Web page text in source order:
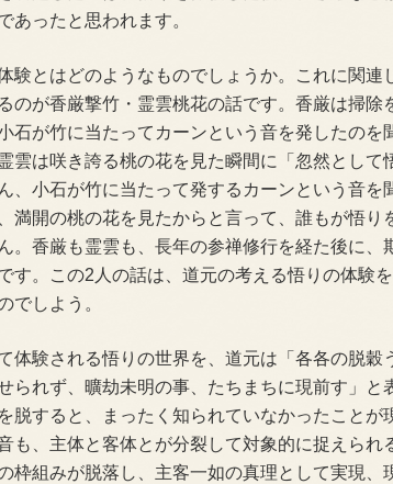
あったと思われます。
験とはどのようなものでしょうか。これに関連
のが香厳撃竹・霊雲桃花の話です。香厳は掃除
石が竹に当たってカーンという音を発したのを
雲は咲き誇る桃の花を見た瞬間に「忽然として
、小石が竹に当たって発するカーンという音を
満開の桃の花を見たからと言って、誰もが悟り
。香厳も霊雲も、長年の参禅修行を経た後に、
す。この2人の話は、道元の考える悟りの体験
でしよう。
体験される悟りの世界を、道元は「各各の脱穀
られず、曠劫未明の事、たちまちに現前す」と
脱すると、まったく知られていなかったことが
も、主体と客体とが分裂して対象的に捉えられ
枠組みが脱落し、主客一如の真理として実現、